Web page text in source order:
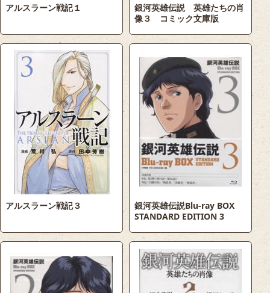
アルスラーン戦記１
銀河英雄伝説 英雄たちの肖
像３ コミック文庫版
アルスラーン戦記３
銀河英雄伝説Blu-ray BOX
STANDARD EDITION 3